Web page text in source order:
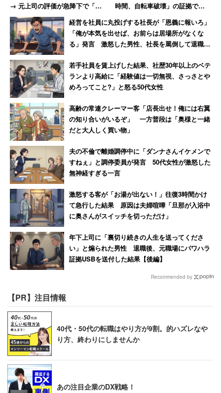
いようだ。また「独身者はクリスマスに何らかの予定を入
れないといけないという圧力のようなものを感じる」「外
出するとカップルが多すぎてイライラする」など、クリス
マスを”恋人同士で過ごす”風潮に不満を抱く人が目立って
いた。【→詳しく見る】
クリスマスに”お一人様”で何が悪い？ 「ロ
ンリーウーマン特集」に批判殺到！
クリスマスは恋人同士で過ごす1年で一番大切な日――。
そんな風潮も、現代の若者には通用しないのだろうか。
2015年のクリスマスには、「めざましテレビ」が「ロン
リーウーマン特集」を放送。
番組は、クリスマスをひとりで過ごす女性に焦点を当て、
「なぜイブに一人で過ごしているのか？」とカメラを向け
た。
放送内容に対し、ツイッターでは「殴られたいのかな？」
「ほんと失礼の塊、ほっとけや」「余計なお世話」「企画
ゴミだろ」など批判の声がエスカレートし、「ロンリーウ
ーマン」がトレンド入りする事態に。
テレビ局への苦言を呈する書き込みも急増し、「ドン引き
だわ。1ミリも面白くない上に不愉快」など金曜の朝から
番組への批判が殺到した。
→ 元上司の評価が急降下で「ザ
マアミロと思いました」
時間、自転車破壊」の証拠で反
撃 → 店長はクビ、その後店も潰
れる
経営を社員に丸投げする社長が「恩義に報いろ」
「俺が本気を出せば、お前らは居場所がなくな
る」発言 激怒した男性、社長を罵倒して退職
若手社員を賃上げした結果、社歴30年以上のベテ
ランより高給に「経験値は一切無視、さっさとや
めろってこと?」と怒る50代女性
高齢の常連クレーマー客「店長出せ！俺には右翼
の知り合いがいるぞ」 一方普段は「奥様と一緒
だと大人しく買い物」
夫の不倫で離婚調停中に「ダンナさんイケメンで
すねぇ」と調停委員が発言 50代女性が激怒した
無神経すぎる一言
激怒する客が「お湯が出ない！」往復3時間かけ
て急行した結果 原因は夫婦喧嘩「旦那が入浴中
に奥さんがスイッチを切っただけ」
年下上司に「裏切り続きの人生を送ってくださ
い」と煽られた男性 退職後、元職場にパワハラ
証拠USBを送付した結果【後編】
Recommended by
【PR】注目情報
40代・50代の転職はやり方が9割。的ハズレなや
り方、終わりにしませんか
あの注目企業のDX戦略！